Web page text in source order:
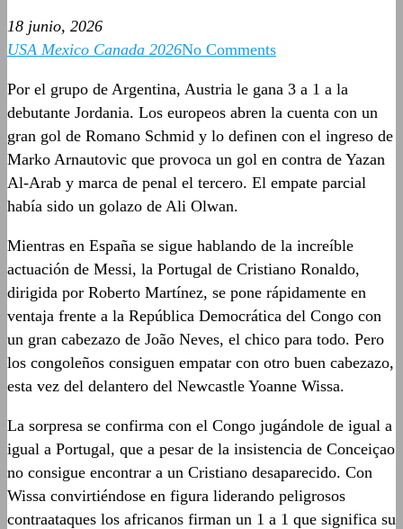
18 junio, 2026
USA Mexico Canada 2026No Comments
Por el grupo de Argentina, Austria le gana 3 a 1 a la
debutante Jordania. Los europeos abren la cuenta con un
gran gol de Romano Schmid y lo definen con el ingreso de
Marko Arnautovic que provoca un gol en contra de Yazan
Al-Arab y marca de penal el tercero. El empate parcial
había sido un golazo de Ali Olwan.
Mientras en España se sigue hablando de la increíble
actuación de Messi, la Portugal de Cristiano Ronaldo,
dirigida por Roberto Martínez, se pone rápidamente en
ventaja frente a la República Democrática del Congo con
un gran cabezazo de João Neves, el chico para todo. Pero
los congoleños consiguen empatar con otro buen cabezazo,
esta vez del delantero del Newcastle Yoanne Wissa.
La sorpresa se confirma con el Congo jugándole de igual a
igual a Portugal, que a pesar de la insistencia de Conceiçao
no consigue encontrar a un Cristiano desaparecido. Con
Wissa convirtiéndose en figura liderando peligrosos
contraataques los africanos firman un 1 a 1 que significa su